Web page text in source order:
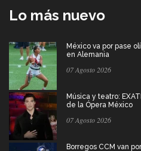
Lo más nuevo
México va por pase
en Alemania
07 Agosto 2026
Música y teatro:
de la Ópera México
07 Agosto 2026
Borregos CCM van